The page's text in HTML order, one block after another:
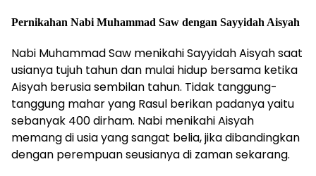
Pernikahan Nabi Muhammad Saw dengan Sayyidah Aisyah
Nabi Muhammad Saw menikahi Sayyidah Aisyah saat
usianya tujuh tahun dan mulai hidup bersama ketika
Aisyah berusia sembilan tahun. Tidak tanggung-
tanggung mahar yang Rasul berikan padanya yaitu
sebanyak 400 dirham. Nabi menikahi Aisyah
memang di usia yang sangat belia, jika dibandingkan
dengan perempuan seusianya di zaman sekarang.